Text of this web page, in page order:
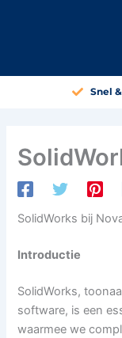
Snel
SolidWorks bij
Introductie
SolidWorks,
software, is een
waarmee we